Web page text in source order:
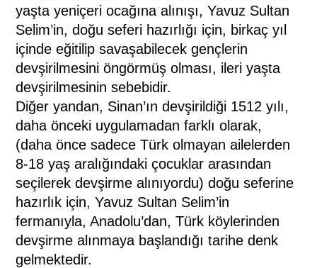
yaşta yeniçeri ocağına alınışı, Yavuz Sultan
Selim’in, doğu seferi hazırlığı için, birkaç yıl
içinde eğitilip savaşabilecek gençlerin
devşirilmesini öngörmüş olması, ileri yaşta
devşirilmesinin sebebidir.
Diğer yandan, Sinan’ın devşirildiği 1512 yılı,
daha önceki uygulamadan farklı olarak,
(daha önce sadece Türk olmayan ailelerden
8-18 yaş aralığındaki çocuklar arasından
seçilerek devşirme alınıyordu) doğu seferine
hazırlık için, Yavuz Sultan Selim’in
fermanıyla, Anadolu’dan, Türk köylerinden
devşirme alınmaya başlandığı tarihe denk
gelmektedir.